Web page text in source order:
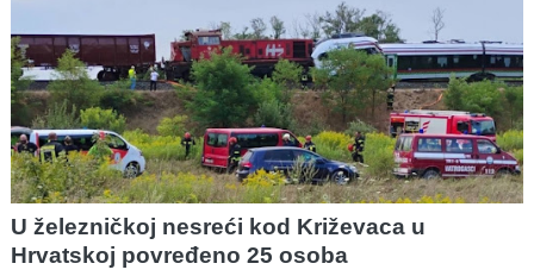
U železničkoj nesreći kod Križevaca u
Hrvatskoj povređeno 25 osoba